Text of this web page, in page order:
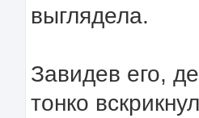
выглядела.
Завидев его,
тонко